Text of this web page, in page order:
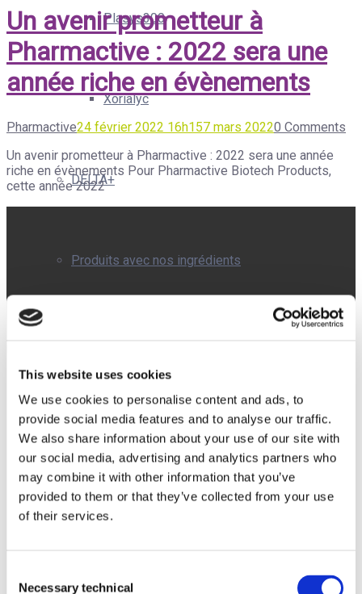
This website uses cookies
We use cookies to personalise content and ads, to
provide social media features and to analyse our traffic.
We also share information about your use of our site with
our social media, advertising and analytics partners who
may combine it with other information that you’ve
provided to them or that they’ve collected from your use
of their services.
Selection
Necessary technical
Plasys300
Xorialyc
DELTA+
Produits avec nos ingrédients
Blog
Salle de Presse
Salle de presse d’Entreprise
Un avenir prometteur à
Pharmactive : 2022 sera une
année riche en évènements
Pharmactive24 février 2022 16h157 mars 20220 Comments
Un avenir prometteur à Pharmactive : 2022 sera une année
riche en évènements Pour Pharmactive Biotech Products,
cette année 2022
Avda. del
Doctor
Local 4J.
Alcobendas,
Madrid
(Espagne).
CP: 28108
Tel:+34 91
112 38 48
Email:
info@pharmactive.eu